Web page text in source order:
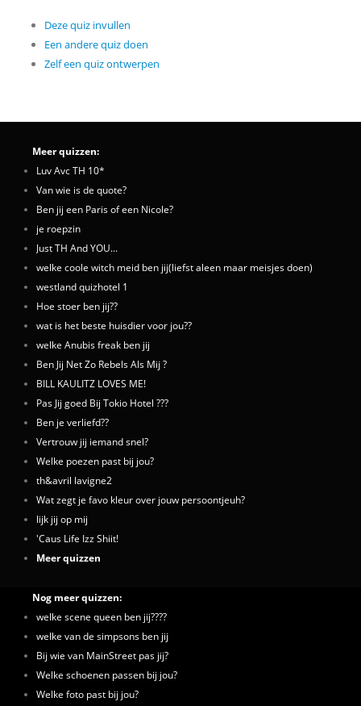
Deze quiz invullen
Een andere quiz doen
Zelf een quiz ontwerpen
Meer quizzen:
Luv Avc TH 10*
Van wie is de quote?
Ben jij een Paris of een Nicole?
je roepzin
Just TH And YOU...
welke coole witch meid ben jij(liefst aleen maar meisjes doen)
westland quizhotel 1
Hoe stoer ben jij??
wat is het beste huisdier voor jou??
welke Anubis freak ben jij
Ben Jij Net Zo Rebels Als Mij ?
BILL KAULITZ LOVES ME!
Pas Jij goed Bij Tokio Hotel ???
Ben je verliefd??
Vertrouw jij iemand snel?
Welke poezen past bij jou?
th&avril lavigne2
Wat zegt je favo kleur over jouw persoontjeuh?
lijk jij op mij
'Caus Life Izz Shiit!
Meer quizzen
Nog meer quizzen:
welke scene queen ben jij????
welke van de simpsons ben jij
Bij wie van MainStreet pas jij?
Welke schoenen passen bij jou?
Welke foto past bij jou?